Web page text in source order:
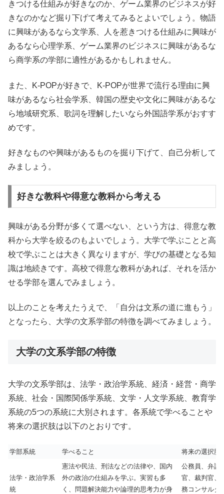
きつける仕組みが好きなのか、ゲーム業界のビジネスが好
きなのかなど掘り下げて考えてみるとよいでしょう。物語
に興味があるなら文学系、人を惹きつける仕組みに興味が
あるなら心理学系、ゲーム業界のビジネスに興味があるな
ら商学系の学部に適性があるかもしれません。
また、K-POPが好きで、K-POPが世界で流行る理由に興
味があるなら社会学系、韓国の歴史や文化に興味があるな
ら地域研究系、歌詞を理解したいなら外国語学系がおすす
めです。
好きなものや興味があるものを掘り下げて、自己分析して
みましょう。
好きな教科や得意な教科から考える
興味がある分野が多くて選べない、という方は、得意な教
科から大学を絞るのもよいでしょう。大学で学ぶことと高
校で学ぶことは大きく異なりますが、学びの基礎となる知
識は地続きです。高校で得意な教科があれば、それを活か
せる学部を選んでみましょう。
以上のことを考えたうえで、「自分は文系の道に進もう」
となったら、大学の文系学部の特徴を調べてみましょう。
大学の文系学部の特徴
大学の文系学部は、法学・政治学系統、経済・経営・商学
系統、社会・国際関係学系統、文学・人文学系統、教育学
系統の5つの系統に大別されます。各系統で学べることや
将来の選択肢は以下のとおりです。
学部系統 学べること 将来の選択肢
法学・政治学系
統
憲法や民法、刑法などの法律や、国内
外の政治の仕組みを学ぶ。実習も多
く、問題解決能力や論理的思考力が身
公務員、弁護
官、裁判官、
務コンサルタ